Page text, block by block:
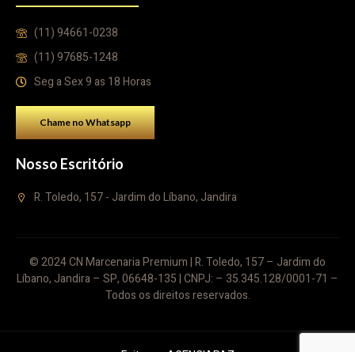
(11) 94661-0238
(11) 97685-1248
Seg a Sex 9 as 18 Horas
Chame no Whatsapp
Nosso Escritório
R. Toledo, 157 - Jardim do Líbano, Jandira
© 2024 CN Marcenaria Premium | R. Toledo, 157 – Jardim do
Líbano, Jandira – SP, 06648-135 | CNPJ: – 35.345.128/0001-71 –
Todos os direitos reservados.